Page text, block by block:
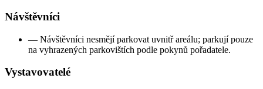
Návštěvníci
— Návštěvníci nesmějí parkovat uvnitř areálu; parkují pouze
na vyhrazených parkovištích podle pokynů pořadatele.
Vystavovatelé